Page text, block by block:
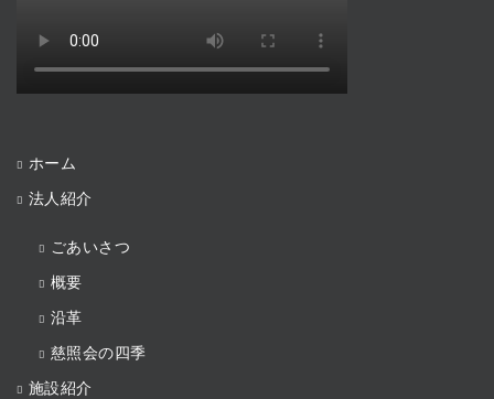
ホーム
法人紹介
ごあいさつ
概要
沿革
慈照会の四季
施設紹介